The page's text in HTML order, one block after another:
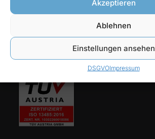
Akzeptieren
Ablehnen
Einstellungen ansehen
DSGVOImpressum
06202-927 68 76
E-Mail:
info@reintex.com